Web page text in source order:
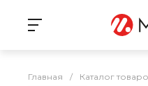
Главная / Каталог